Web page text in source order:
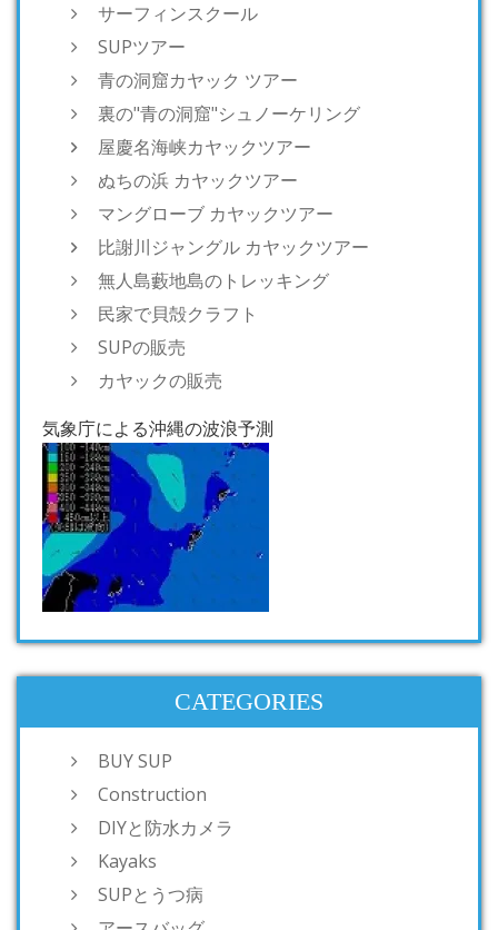
サーフィンスクール
SUPツアー
青の洞窟カヤック ツアー
裏の"青の洞窟"シュノーケリング
屋慶名海峡カヤックツアー
ぬちの浜 カヤックツアー
マングローブ カヤックツアー
比謝川ジャングル カヤックツアー
無人島藪地島のトレッキング
民家で貝殻クラフト
SUPの販売
カヤックの販売
気象庁による沖縄の波浪予測
CATEGORIES
BUY SUP
Construction
DIYと防水カメラ
Kayaks
SUPとうつ病